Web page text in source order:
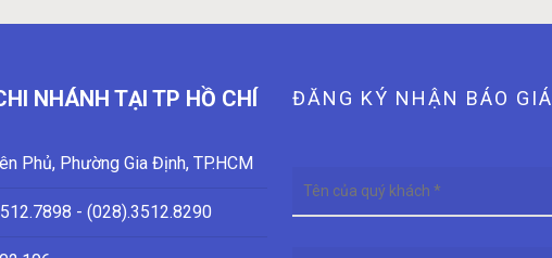
NHÁNH TẠI TP HỒ CHÍ
Phủ, Phường Gia Định, TP.HCM
- (028).3512.8290
ĐĂNG KÝ NHẬN BÁO GIÁ